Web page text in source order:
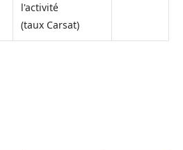
l'activité
(taux Carsat)